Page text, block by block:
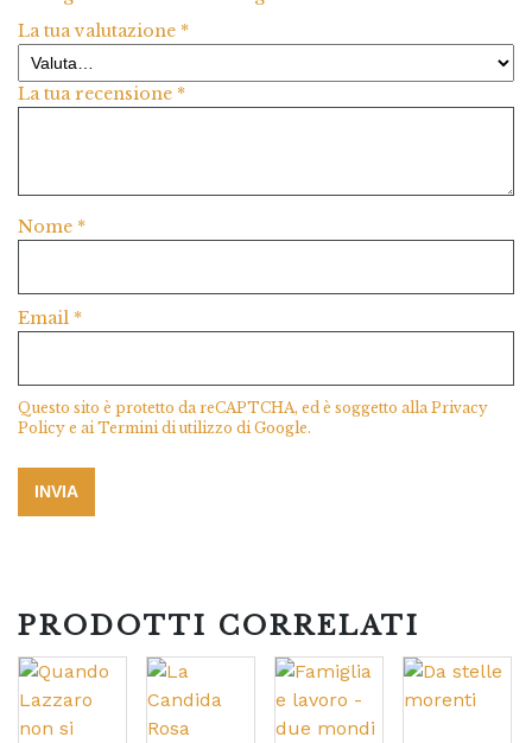
La tua valutazione *
La tua recensione *
Nome *
Email *
Questo sito è protetto da reCAPTCHA, ed è soggetto allaPrivacy
Policy e aiTermini di utilizzo di Google.
PRODOTTI CORRELATI